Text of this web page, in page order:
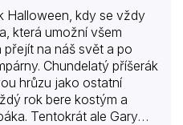
Halloween, kdy se vždy
která umožní všem
na náš svět a po
Chundelatý příšerák
hrůzu jako ostatní
rok bere kostým a
Tentokrát ale Gary